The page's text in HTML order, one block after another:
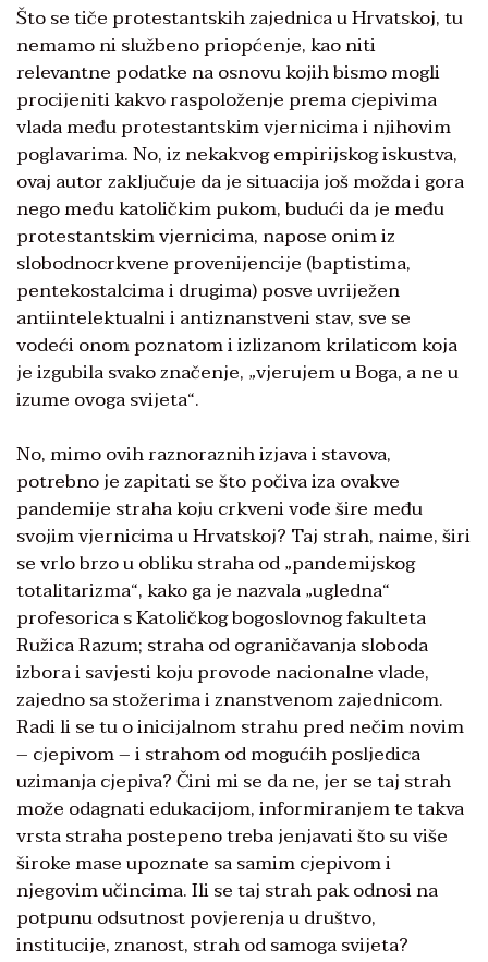
Što se tiče protestantskih zajednica u Hrvatskoj, tu
nemamo ni službeno priopćenje, kao niti
relevantne podatke na osnovu kojih bismo mogli
procijeniti kakvo raspoloženje prema cjepivima
vlada među protestantskim vjernicima i njihovim
poglavarima. No, iz nekakvog empirijskog iskustva,
ovaj autor zaključuje da je situacija još možda i gora
nego među katoličkim pukom, budući da je među
protestantskim vjernicima, napose onim iz
slobodnocrkvene provenijencije (baptistima,
pentekostalcima i drugima) posve uvriježen
antiintelektualni i antiznanstveni stav, sve se
vodeći onom poznatom i izlizanom krilaticom koja
je izgubila svako značenje, „vjerujem u Boga, a ne u
izume ovoga svijeta“.
No, mimo ovih raznoraznih izjava i stavova,
potrebno je zapitati se što počiva iza ovakve
pandemije straha koju crkveni vođe šire među
svojim vjernicima u Hrvatskoj? Taj strah, naime, širi
se vrlo brzo u obliku straha od „pandemijskog
totalitarizma“, kako ga je nazvala „ugledna“
profesorica s Katoličkog bogoslovnog fakulteta
Ružica Razum; straha od ograničavanja sloboda
izbora i savjesti koju provode nacionalne vlade,
zajedno sa stožerima i znanstvenom zajednicom.
Radi li se tu o inicijalnom strahu pred nečim novim
– cjepivom – i strahom od mogućih posljedica
uzimanja cjepiva? Čini mi se da ne, jer se taj strah
može odagnati edukacijom, informiranjem te takva
vrsta straha postepeno treba jenjavati što su više
široke mase upoznate sa samim cjepivom i
njegovim učincima. Ili se taj strah pak odnosi na
potpunu odsutnost povjerenja u društvo,
institucije, znanost, strah od samoga svijeta?